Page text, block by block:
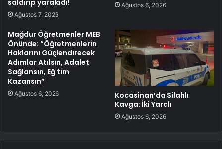
saldırıp yaraladı!
Ağustos 7, 2026
Ağustos 6, 2026
Mağdur Öğretmenler MEB
Önünde: “Öğretmenlerin
Haklarını Güçlendirecek
Adımlar Atılsın, Adalet
Sağlansın, Eğitim
Kazansın”
Ağustos 6, 2026
Kocasinan’da Silahlı
Kavga: İki Yaralı
Ağustos 6, 2026